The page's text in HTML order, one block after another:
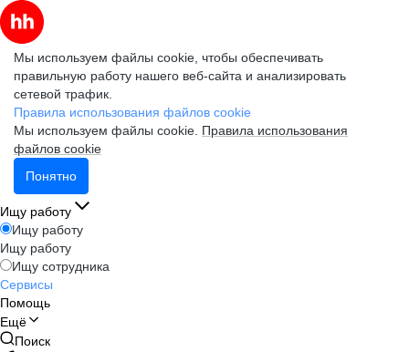
Мы используем файлы cookie, чтобы обеспечивать
правильную работу нашего веб-сайта и анализировать
сетевой трафик.
Правила использования файлов cookie
Мы используем файлы cookie. Правила использования
файлов cookie
Понятно
Ищу работу
Ищу работу
Ищу работу
Ищу сотрудника
Сервисы
Помощь
Ещё
Поиск